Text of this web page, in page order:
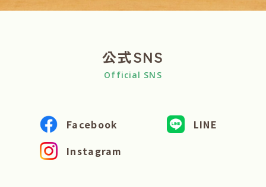
公式SNS
Official SNS
Facebook
LINE
Instagram